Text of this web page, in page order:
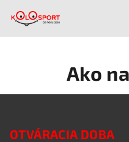
Ako
OTVÁRACIA DOBA